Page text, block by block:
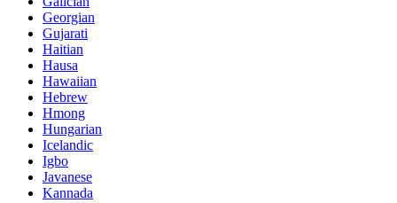
Georgian
Gujarati
Haitian
Hausa
Hawaiian
Hebrew
Hmong
Hungarian
Icelandic
Igbo
Javanese
Kannada